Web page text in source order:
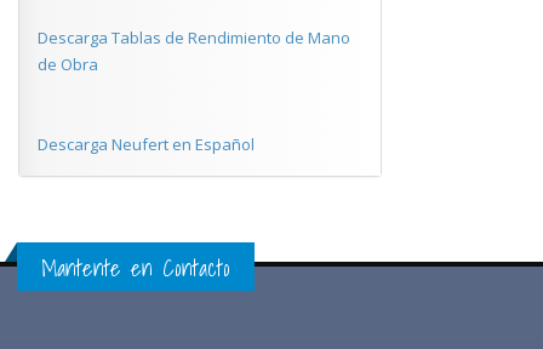
Descarga Tablas de Rendimiento de Mano
de Obra
Descarga Neufert en Español
Mantente en Contacto